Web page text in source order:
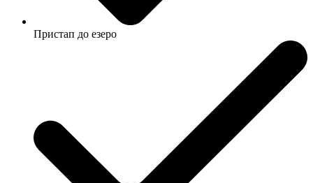
Пристап до езеро